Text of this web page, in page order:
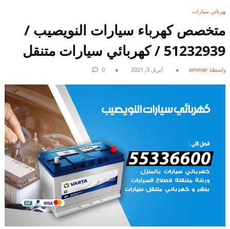
كهربائي سيارات
متخصص كهرباء سيارات النويصيب /
51232939‬ / كهربائي سيارات متنقل
بواسطة ammar أبريل 3, 2021 0